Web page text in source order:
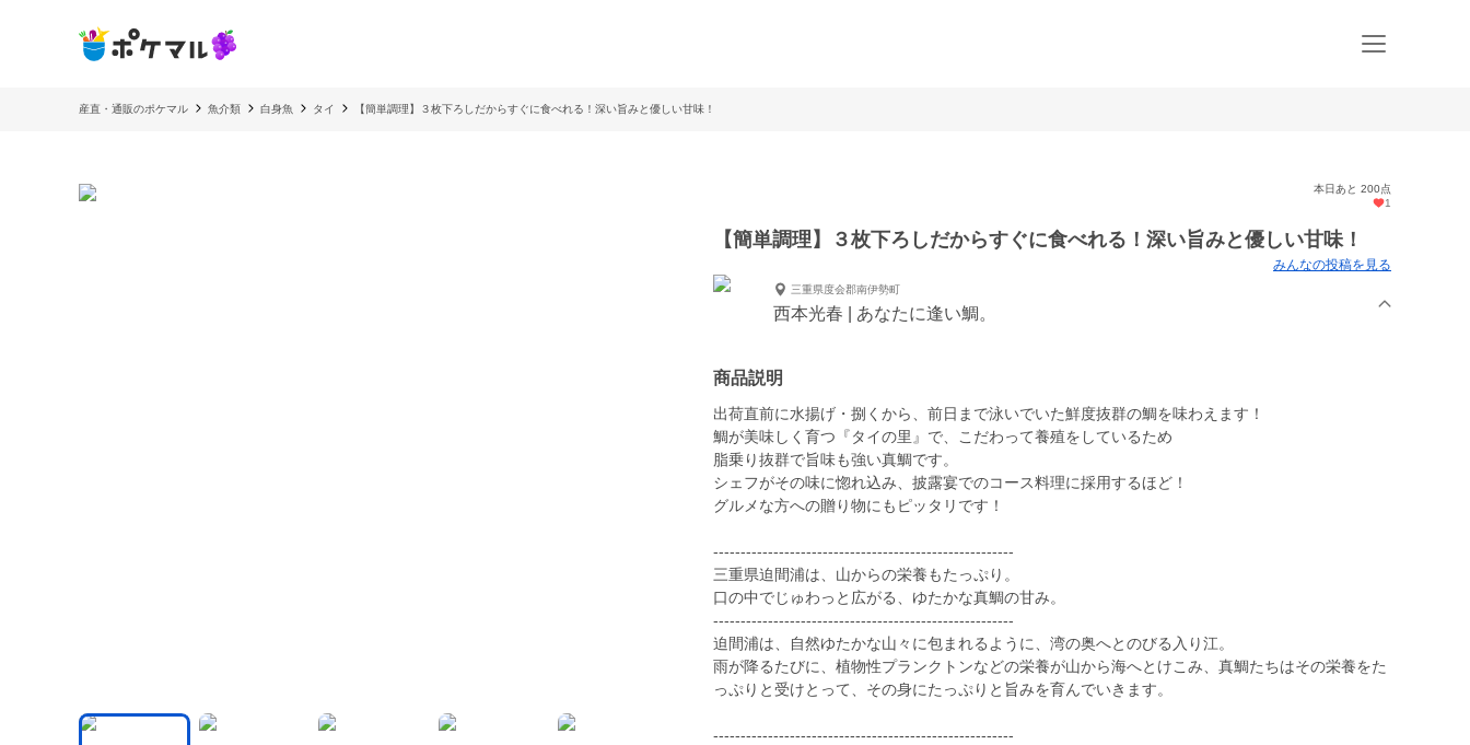
産直・通販のポケマル 魚介類 白身魚 タイ 【簡単調理】３枚下ろしだからすぐに食べれる！深い旨みと優しい甘味！
本日あと 200点
1
【簡単調理】３枚下ろしだからすぐに食べれる！深い旨みと優しい甘味！
みんなの投稿を見る
三重県度会郡南伊勢町
西本光春 | あなたに逢い鯛。
商品説明
出荷直前に水揚げ・捌くから、前日まで泳いでいた鮮度抜群の鯛を味わえます！
鯛が美味しく育つ『タイの里』で、こだわって養殖をしているため
脂乗り抜群で旨味も強い真鯛です。
シェフがその味に惚れ込み、披露宴でのコース料理に採用するほど！
グルメな方への贈り物にもピッタリです！
-------------------------------------------------------
三重県迫間浦は、山からの栄養もたっぷり。
口の中でじゅわっと広がる、ゆたかな真鯛の甘み。
-------------------------------------------------------
迫間浦は、自然ゆたかな山々に包まれるように、湾の奥へとのびる入り江。
雨が降るたびに、植物性プランクトンなどの栄養が山から海へとけこみ、真鯛たちはその栄養をた
っぷりと受けとって、その身にたっぷりと旨みを育んでいきます。
-------------------------------------------------------